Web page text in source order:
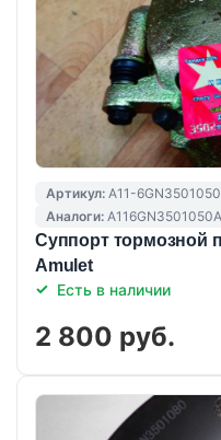
Артикул: A11-
Аналоги:
Суппорт тормозной
Amulet
Есть в наличии
2 800 руб.